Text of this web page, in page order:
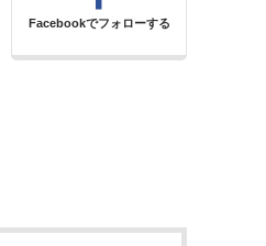
Facebookでフォローする